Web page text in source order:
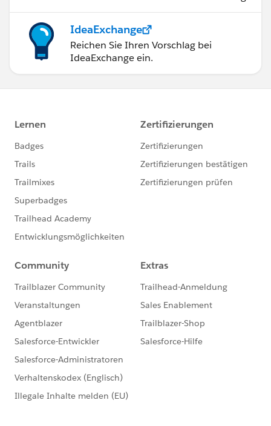
IdeaExchange
Reichen Sie Ihren Vorschlag bei
IdeaExchange ein.